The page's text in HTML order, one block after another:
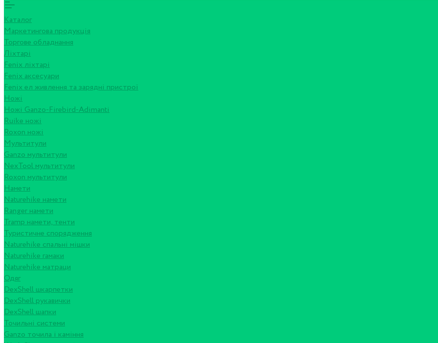
Каталог
Маркетингова продукція
Торгове обладнання
Ліхтарі
Fenix ліхтарі
Fenix аксесуари
Fenix ел живлення та зарядні пристрої
Ножі
Ножі Ganzo-Firebird-Adimanti
Ruike ножі
Roxon ножi
Мультитули
Ganzo мультитули
NexTool мультитули
Roxon мультитули
Намети
Naturehike намети
Ranger намети
Tramp намети, тенти
Туристичне спорядження
Naturehike спальні мішки
Naturehike гамаки
Naturehike матраци
Одяг
DexShell шкарпетки
DexShell рукавички
DexShell шапки
Точильні системи
Ganzo точила і каміння